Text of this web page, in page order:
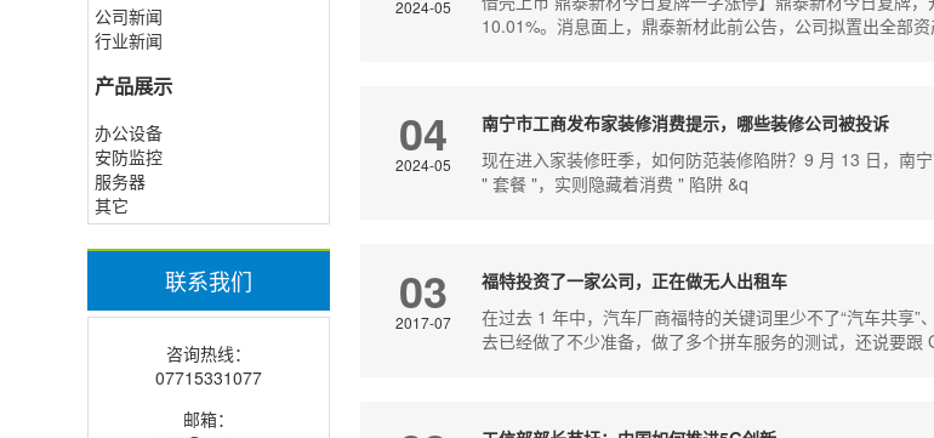
公司新闻
行业新闻
产品展示
办公设备
安防监控
服务器
其它
联系我们
咨询热线：
07715331077
邮箱：
2024-05
10.01%。消息面上，鼎泰新材此前公告，公司拟置出全部
04
2024-05
南宁市工商发布家装修消费提示，哪些装修公司被投诉
现在进入家装修旺季，如何防范装修陷阱？9 月 13 日，南
" 套餐 "，实则隐藏着消费 " 陷阱 &q
03
2017-07
福特投资了一家公司，正在做无人出租车
在过去 1 年中，汽车厂商福特的关键词里少不了“汽车共享
去已经做了不少准备，做了多个拼车服务的测试，还说要跟